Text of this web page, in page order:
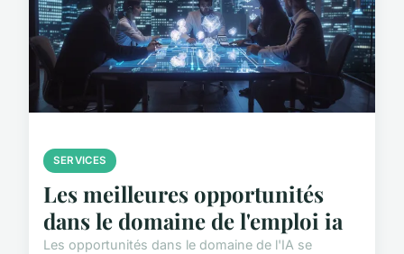
SERVICES
Les meilleures opportunités
dans le domaine de l'emploi ia
Les opportunités dans le domaine de l'IA se